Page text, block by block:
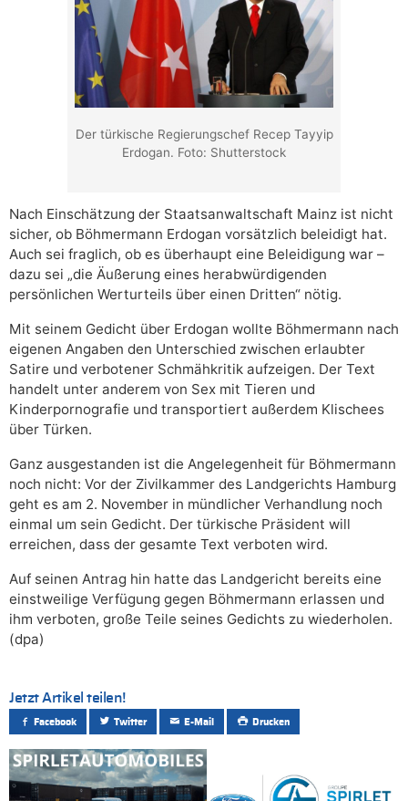
Der türkische Regierungschef Recep Tayyip
Erdogan. Foto: Shutterstock
Nach Einschätzung der Staatsanwaltschaft Mainz ist nicht
sicher, ob Böhmermann Erdogan vorsätzlich beleidigt hat.
Auch sei fraglich, ob es überhaupt eine Beleidigung war –
dazu sei „die Äußerung eines herabwürdigenden
persönlichen Werturteils über einen Dritten“ nötig.
Mit seinem Gedicht über Erdogan wollte Böhmermann nach
eigenen Angaben den Unterschied zwischen erlaubter
Satire und verbotener Schmähkritik aufzeigen. Der Text
handelt unter anderem von Sex mit Tieren und
Kinderpornografie und transportiert außerdem Klischees
über Türken.
Ganz ausgestanden ist die Angelegenheit für Böhmermann
noch nicht: Vor der Zivilkammer des Landgerichts Hamburg
geht es am 2. November in mündlicher Verhandlung noch
einmal um sein Gedicht. Der türkische Präsident will
erreichen, dass der gesamte Text verboten wird.
Auf seinen Antrag hin hatte das Landgericht bereits eine
einstweilige Verfügung gegen Böhmermann erlassen und
ihm verboten, große Teile seines Gedichts zu wiederholen.
(dpa)
Jetzt Artikel teilen!
Facebook Twitter E-Mail Drucken